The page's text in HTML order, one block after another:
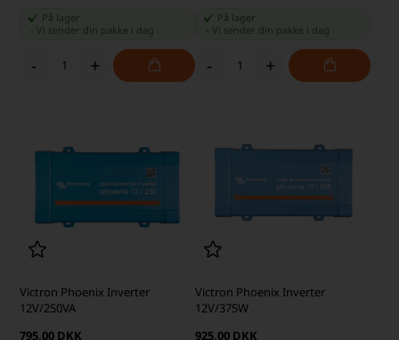
På lager
-Vi sender din pakke i dag
- +
På lager
Vi sender din pakke i dag
- +
Victron Phoenix Inverter
12V/250VA
795,00 DKK
Victron Phoenix Inverter
12V/375W
925,00 DKK